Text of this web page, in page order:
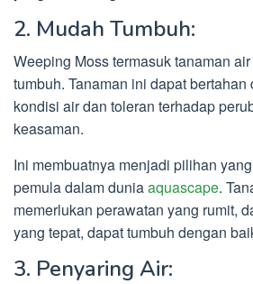
2. Mudah Tumbuh:
Weeping Moss termasuk tanaman
tumbuh. Tanaman ini dapat bertahan
kondisi air dan toleran terhadap
keasaman.
Ini membuatnya menjadi pilihan
pemula dalam duniaaquascape.
memerlukan perawatan yang rumit,
yang tepat, dapat tumbuh dengan
3. Penyaring Air: